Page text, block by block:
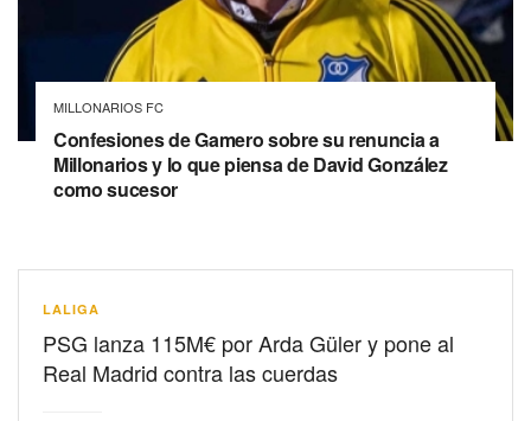
MILLONARIOS FC
Confesiones de Gamero sobre su renuncia a
Millonarios y lo que piensa de David González
como sucesor
LALIGA
PSG lanza 115M€ por Arda Güler y pone al
Real Madrid contra las cuerdas